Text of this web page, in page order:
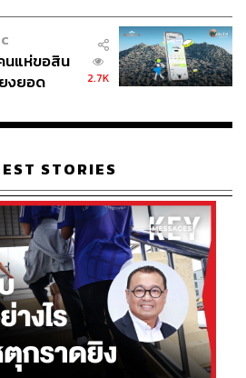
นแห่ขอสิน
งยอด
2.7K
STORIES